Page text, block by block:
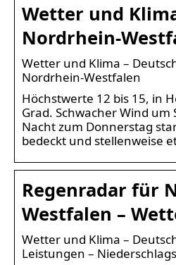
Wetter und
Nordrhein-
Wetter und Klima –
Nordrhein-Westfalen
Höchstwerte 12 bis 15, in
Grad. Schwacher Wind um
Nacht zum Donnerstag
bedeckt und stellenweise
Regenradar für
Westfalen –
Wetter und Klima –
Leistungen –